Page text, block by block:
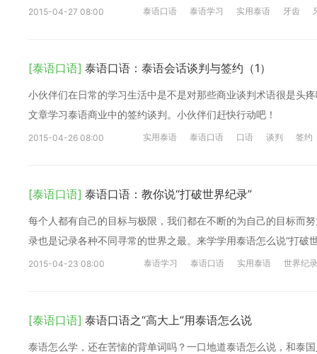
2015-04-27 08:00 泰语口语 泰语学习 实用泰语 牙齿
[泰语口语] 泰语口语：泰语会话谈判与签约（1）
小伙伴们在日常的学习生活中是不是对那些商业谈判术语很是头
文章学习泰语商业中的签约谈判。小伙伴们赶快行动吧！
2015-04-26 08:00 实用泰语 泰语口语 口语 谈判 签约
[泰语口语] 泰语口语：教你说“打破世界纪录”
每个人都有自己的目标与极限，我们都在不断的为自己的目标而
录也是记录各种不同寻常的世界之最。来学学用泰语怎么说“打破
2015-04-23 08:00 泰语学习 泰语口语 实用泰语 世界纪录
[泰语口语] 泰语口语之“高大上”用泰语怎么说
泰语怎么学，还在苦恼的背单词吗？一口地道泰语怎么说，和泰